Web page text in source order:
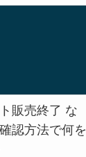
販売終了 な
認方法で何を